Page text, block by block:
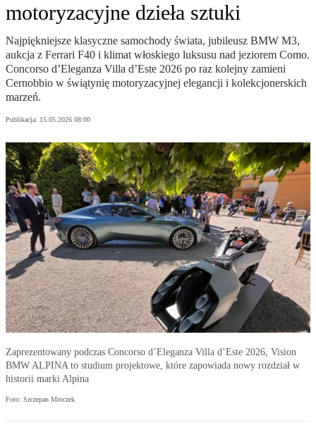
motoryzacyjne dzieła sztuki
Najpiękniejsze klasyczne samochody świata, jubileusz BMW M3,
aukcja z Ferrari F40 i klimat włoskiego luksusu nad jeziorem Como.
Concorso d’Eleganza Villa d’Este 2026 po raz kolejny zamieni
Cernobbio w świątynię motoryzacyjnej elegancji i kolekcjonerskich
marzeń.
Publikacja: 15.05.2026 08:00
Zaprezentowany podczas Concorso d’Eleganza Villa d’Este 2026, Vision
BMW ALPINA to studium projektowe, które zapowiada nowy rozdział w
historii marki Alpina
Foto: Szczepan Mroczek